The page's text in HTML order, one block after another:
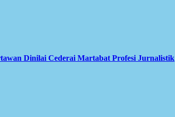
Dinilai Cederai Martabat Profesi Jurnalistik